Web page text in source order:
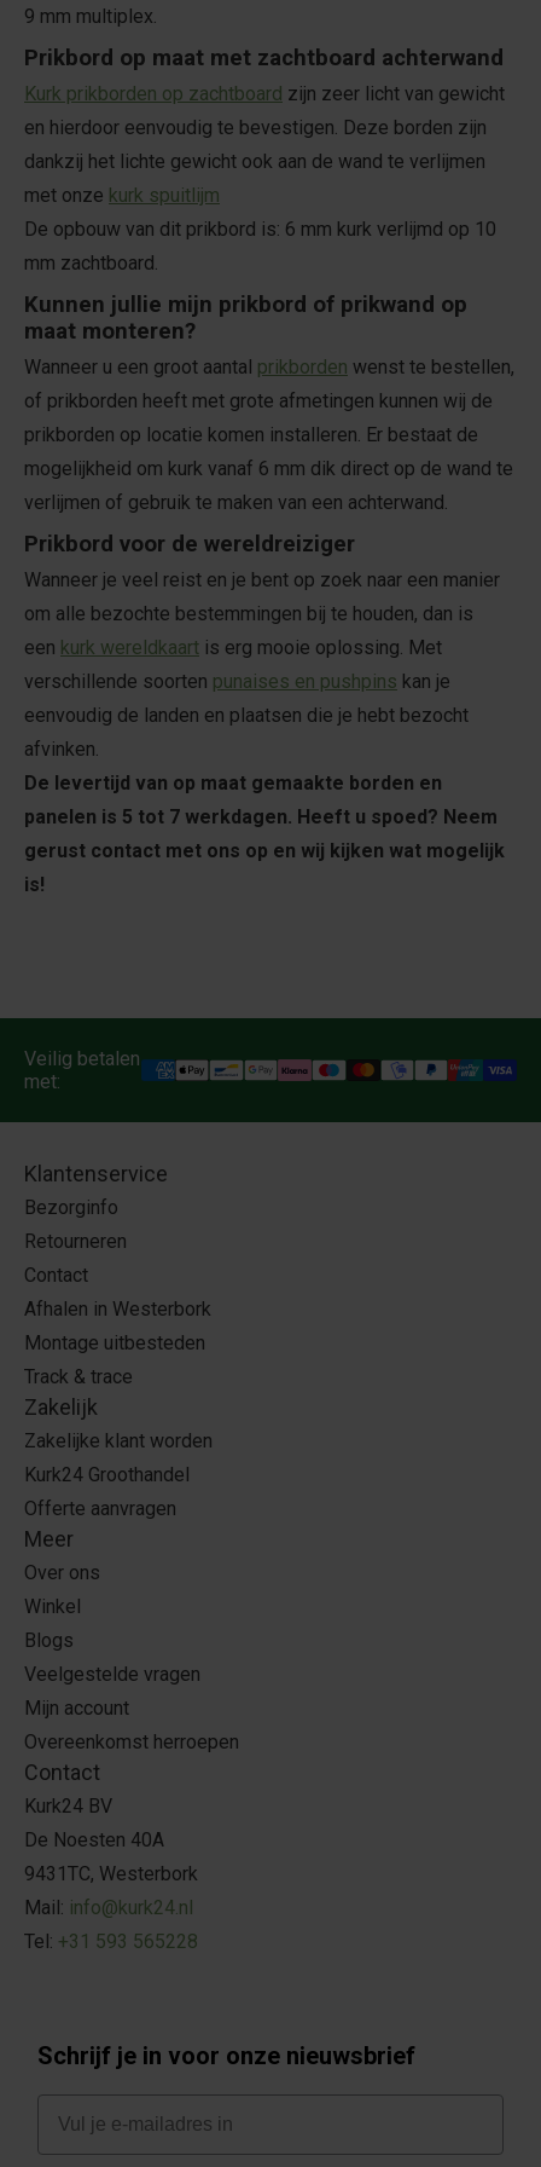
9 mm multiplex.
Prikbord op maat met zachtboard achterwand
Kurk prikborden op zachtboard zijn zeer licht van gewicht
en hierdoor eenvoudig te bevestigen. Deze borden zijn
dankzij het lichte gewicht ook aan de wand te verlijmen
met onze kurk spuitlijm
De opbouw van dit prikbord is: 6 mm kurk verlijmd op 10
mm zachtboard.
Kunnen jullie mijn prikbord of prikwand op
maat monteren?
Wanneer u een groot aantal prikborden wenst te bestellen,
of prikborden heeft met grote afmetingen kunnen wij de
prikborden op locatie komen installeren. Er bestaat de
mogelijkheid om kurk vanaf 6 mm dik direct op de wand te
verlijmen of gebruik te maken van een achterwand.
Prikbord voor de wereldreiziger
Wanneer je veel reist en je bent op zoek naar een manier
om alle bezochte bestemmingen bij te houden, dan is
een kurk wereldkaart is erg mooie oplossing. Met
verschillende soorten punaises en pushpins kan je
eenvoudig de landen en plaatsen die je hebt bezocht
afvinken.
De levertijd van op maat gemaakte borden en
panelen is 5 tot 7 werkdagen. Heeft u spoed? Neem
gerust contact met ons op en wij kijken wat mogelijk
is!
Veilig betalen
met:
Klantenservice
Bezorginfo
Retourneren
Contact
Afhalen in Westerbork
Montage uitbesteden
Track & trace
Zakelijk
Zakelijke klant worden
Kurk24 Groothandel
Offerte aanvragen
Meer
Over ons
Winkel
Blogs
Veelgestelde vragen
Mijn account
Overeenkomst herroepen
Contact
Kurk24 BV
De Noesten 40A
9431TC, Westerbork
Mail: info@kurk24.nl
Tel: +31 593 565228
Schrijf je in voor onze nieuwsbrief
E-mail